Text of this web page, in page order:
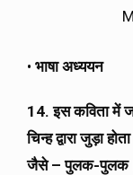
• भाषा अध्ययन
14. इस कविता में
चिन्ह द्वारा जुड़ा
जैसे – पुलक-